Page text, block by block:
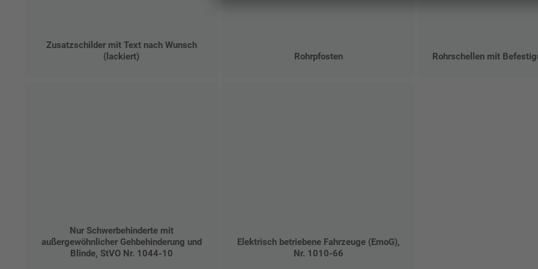
Zusatzschilder mit Text nach Wunsch
(lackiert)
Rohrpfosten Rohrschellen mit
Nur Schwerbehinderte mit
außergewöhnlicher Gehbehinderung und
Blinde, StVO Nr. 1044-10
Elektrisch betriebene Fahrzeuge (EmoG),
Nr. 1010-66